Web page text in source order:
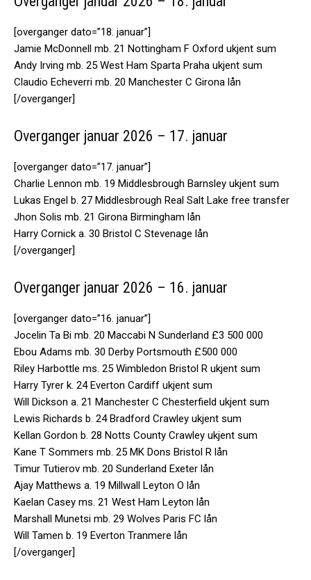
[overganger dato=”18. januar”]
Jamie McDonnell mb. 21 Nottingham F Oxford ukjent sum
Andy Irving mb. 25 West Ham Sparta Praha ukjent sum
Claudio Echeverri mb. 20 Manchester C Girona lån
[/overganger]
Overganger januar 2026 – 17. januar
[overganger dato=”17. januar”]
Charlie Lennon mb. 19 Middlesbrough Barnsley ukjent sum
Lukas Engel b. 27 Middlesbrough Real Salt Lake free transfer
Jhon Solis mb. 21 Girona Birmingham lån
Harry Cornick a. 30 Bristol C Stevenage lån
[/overganger]
Overganger januar 2026 – 16. januar
[overganger dato=”16. januar”]
Jocelin Ta Bi mb. 20 Maccabi N Sunderland £3 500 000
Ebou Adams mb. 30 Derby Portsmouth £500 000
Riley Harbottle ms. 25 Wimbledon Bristol R ukjent sum
Harry Tyrer k. 24 Everton Cardiff ukjent sum
Will Dickson a. 21 Manchester C Chesterfield ukjent sum
Lewis Richards b. 24 Bradford Crawley ukjent sum
Kellan Gordon b. 28 Notts County Crawley ukjent sum
Kane T Sommers mb. 25 MK Dons Bristol R lån
Timur Tutierov mb. 20 Sunderland Exeter lån
Ajay Matthews a. 19 Millwall Leyton O lån
Kaelan Casey ms. 21 West Ham Leyton lån
Marshall Munetsi mb. 29 Wolves Paris FC lån
Will Tamen b. 19 Everton Tranmere lån
[/overganger]